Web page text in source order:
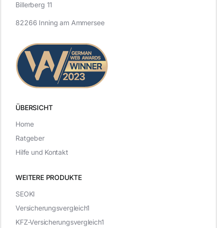
ÜBERSICHT
WEITERE PRODUKTE
Billerberg 11
82266 Inning am Ammersee
SEOKI
Versicherungsvergleich1
KFZ-Versicherungsvergleich1
Home
Ratgeber
Hilfe und Kontakt